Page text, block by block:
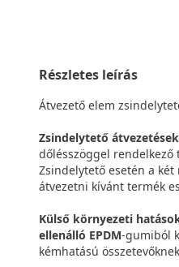
Részletes leírás
Átvezető elem
Zsindelytető
dőlésszöggel rendelkező
Zsindelytető esetén a
átvezetni kívánt termék
Külső környezeti
ellenálló EPDM-gumiból
kémhatású